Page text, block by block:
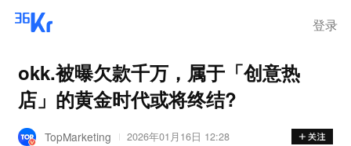
登录
okk.被曝欠款千万，属于「创意热
店」的黄金时代或将终结?
TopMarketing 2026年01月16日 12:28